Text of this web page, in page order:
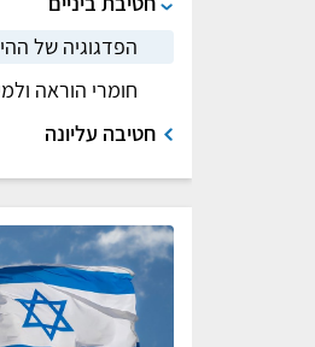
הפדגוגיה של
חומרי הוראה
חטיבה עליונה